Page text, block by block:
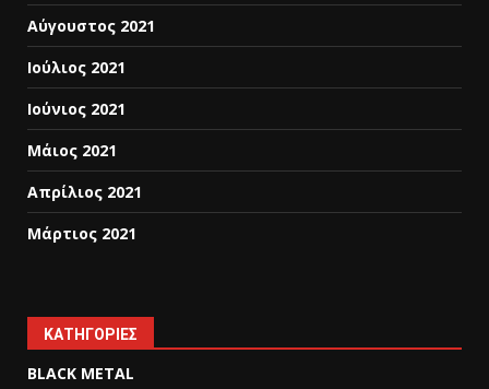
Αύγουστος 2021
Ιούλιος 2021
Ιούνιος 2021
Μάιος 2021
Απρίλιος 2021
Μάρτιος 2021
KΑΤΗΓΟΡΊΕΣ
BLACK METAL